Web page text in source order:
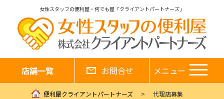
女性スタッフの便利屋・何でも屋「クライアントパートナーズ」
店舗一覧 お問合せ メニュー
便利屋クライアントパートナーズ 代理店募集